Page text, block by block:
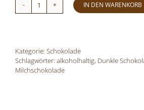
Wachauer
3er-
Box
Menge
IN DEN WARENKORB
Kategorie: Schokolade
Schlagwörter: alkoholhaltig, Dunkle
Milchschokolade